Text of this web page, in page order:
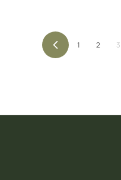
Anterior
1 2 3